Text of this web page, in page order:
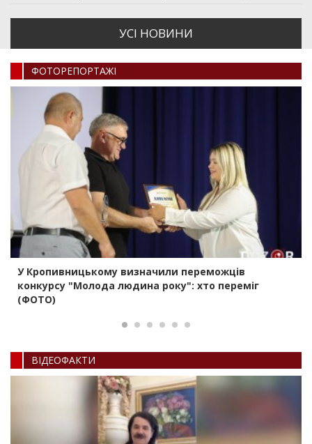
УСI НОВИНИ
ФОТОРЕПОРТАЖI
У Кропивницькому визначили переможців
конкурсу "Молода людина року": хто переміг
(ФОТО)
ВIДЕОФАКТИ